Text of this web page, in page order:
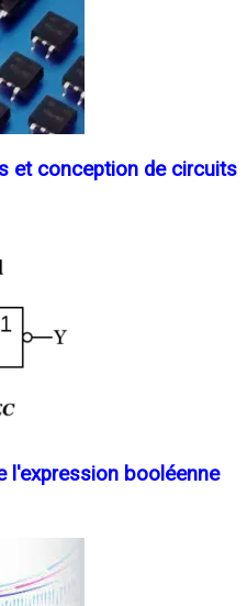
et conception de circuits
l'expression booléenne